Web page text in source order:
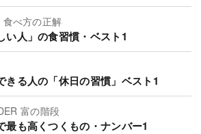
べ方の正解
い人」の食習慣・ベスト1
きる人の「休日の習慣」ベスト1
富の階段
最も高くつくもの・ナンバー1